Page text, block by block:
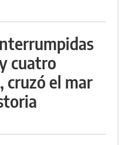
cuatro
el mar